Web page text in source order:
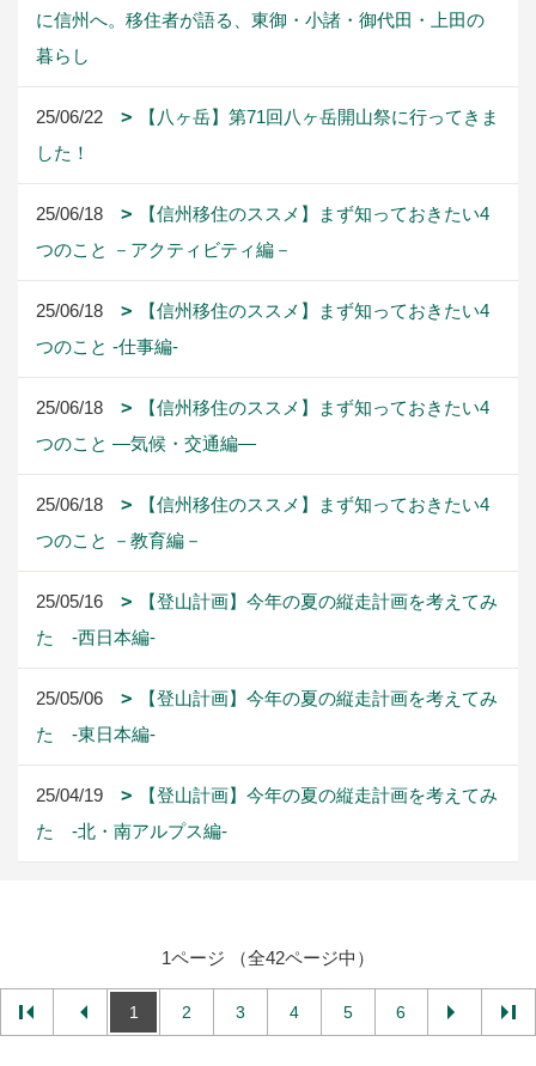
に信州へ。移住者が語る、東御・小諸・御代田・上田の
暮らし
25/06/22
【八ヶ岳】第71回八ヶ岳開山祭に行ってきま
した！
25/06/18
【信州移住のススメ】まず知っておきたい4
つのこと －アクティビティ編－
25/06/18
【信州移住のススメ】まず知っておきたい4
つのこと -仕事編-
25/06/18
【信州移住のススメ】まず知っておきたい4
つのこと ―気候・交通編―
25/06/18
【信州移住のススメ】まず知っておきたい4
つのこと －教育編－
25/05/16
【登山計画】今年の夏の縦走計画を考えてみ
た -西日本編-
25/05/06
【登山計画】今年の夏の縦走計画を考えてみ
た -東日本編-
25/04/19
【登山計画】今年の夏の縦走計画を考えてみ
た -北・南アルプス編-
1ページ （全42ページ中）
1 2 3 4 5 6